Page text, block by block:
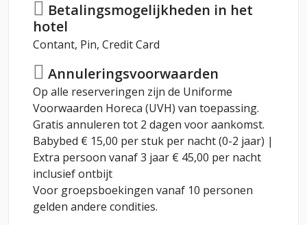
Betalingsmogelijkheden in het
hotel
Contant, Pin, Credit Card
Annuleringsvoorwaarden
Op alle reserveringen zijn de Uniforme
Voorwaarden Horeca (UVH) van toepassing.
Gratis annuleren tot 2 dagen voor aankomst.
Babybed € 15,00 per stuk per nacht (0-2 jaar) |
Extra persoon vanaf 3 jaar € 45,00 per nacht
inclusief ontbijt
Voor groepsboekingen vanaf 10 personen
gelden andere condities.